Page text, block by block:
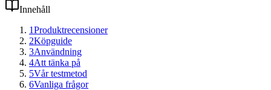
Innehåll
1Produktrecensioner
2Köpguide
3Användning
4Att tänka på
5Vår testmetod
6Vanliga frågor